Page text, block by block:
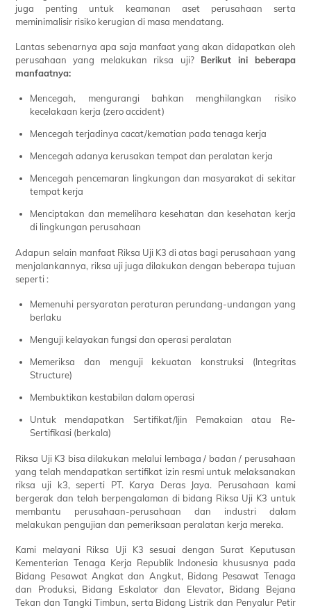
juga penting untuk keamanan aset perusahaan serta
meminimalisir risiko kerugian di masa mendatang.
Lantas sebenarnya apa saja manfaat yang akan didapatkan oleh
perusahaan yang melakukan riksa uji? Berikut ini beberapa
manfaatnya:
Mencegah, mengurangi bahkan menghilangkan risiko
kecelakaan kerja (zero accident)
Mencegah terjadinya cacat/kematian pada tenaga kerja
Mencegah adanya kerusakan tempat dan peralatan kerja
Mencegah pencemaran lingkungan dan masyarakat di sekitar
tempat kerja
Menciptakan dan memelihara kesehatan dan kesehatan kerja
di lingkungan perusahaan
Adapun selain manfaat Riksa Uji K3 di atas bagi perusahaan yang
menjalankannya, riksa uji juga dilakukan dengan beberapa tujuan
seperti :
Memenuhi persyaratan peraturan perundang-undangan yang
berlaku
Menguji kelayakan fungsi dan operasi peralatan
Memeriksa dan menguji kekuatan konstruksi (Integritas
Structure)
Membuktikan kestabilan dalam operasi
Untuk mendapatkan Sertifikat/Ijin Pemakaian atau Re-
Sertifikasi (berkala)
Riksa Uji K3 bisa dilakukan melalui lembaga / badan / perusahaan
yang telah mendapatkan sertifikat izin resmi untuk melaksanakan
riksa uji k3, seperti PT. Karya Deras Jaya. Perusahaan kami
bergerak dan telah berpengalaman di bidang Riksa Uji K3 untuk
membantu perusahaan-perusahaan dan industri dalam
melakukan pengujian dan pemeriksaan peralatan kerja mereka.
Kami melayani Riksa Uji K3 sesuai dengan Surat Keputusan
Kementerian Tenaga Kerja Republik Indonesia khususnya pada
Bidang Pesawat Angkat dan Angkut, Bidang Pesawat Tenaga
dan Produksi, Bidang Eskalator dan Elevator, Bidang Bejana
Tekan dan Tangki Timbun, serta Bidang Listrik dan Penyalur Petir